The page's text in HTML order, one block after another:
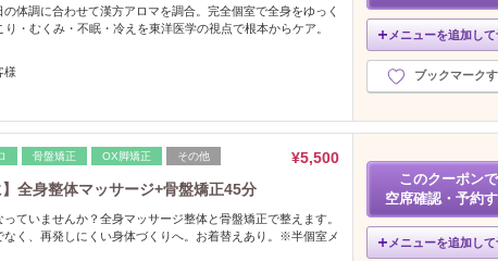
体調に合わせて漢方アロマを調合。完全個室で全身をゆっく
り・むくみ・不眠・冷えを東洋医学の視点で根本からケア。
様
メニューを追加して
ブックマーク
骨盤矯正 OX脚矯正 その他
¥5,500
全身整体マッサージ+骨盤矯正45分
ていませんか？全身マッサージ整体と骨盤矯正で整えます。
なく、再発しにくい身体づくりへ。お着替えあり。※半個室メ
このクーポンで
空席確認・予約
メニューを追加して